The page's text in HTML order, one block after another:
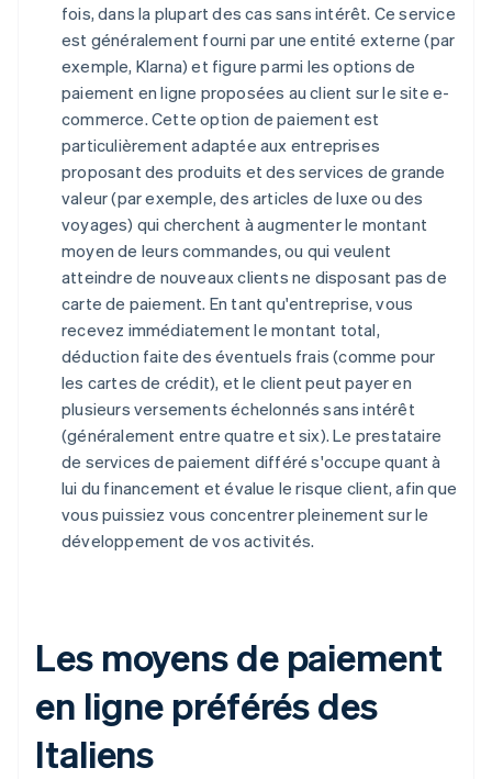
fois, dans la plupart des cas sans intérêt. Ce service
est généralement fourni par une entité externe (par
exemple, Klarna) et figure parmi les options de
paiement en ligne proposées au client sur le site e-
commerce. Cette option de paiement est
particulièrement adaptée aux entreprises
proposant des produits et des services de grande
valeur (par exemple, des articles de luxe ou des
voyages) qui cherchent à augmenter le montant
moyen de leurs commandes, ou qui veulent
atteindre de nouveaux clients ne disposant pas de
carte de paiement. En tant qu'entreprise, vous
recevez immédiatement le montant total,
déduction faite des éventuels frais (comme pour
les cartes de crédit), et le client peut payer en
plusieurs versements échelonnés sans intérêt
(généralement entre quatre et six). Le prestataire
de services de paiement différé s'occupe quant à
lui du financement et évalue le risque client, afin que
vous puissiez vous concentrer pleinement sur le
développement de vos activités.
Les moyens de paiement
en ligne préférés des
Italiens